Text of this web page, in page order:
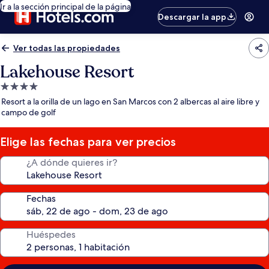
Ir a la sección principal de la página
Descargar la app
Ver todas las propiedades
Lakehouse Resort
Propiedad
de
4.0
estrellas
Resort a la orilla de un lago en San Marcos con 2 albercas al aire libre y
campo de golf
Elige las fechas para ver precios
¿A dónde quieres ir?
Fechas
Huéspedes